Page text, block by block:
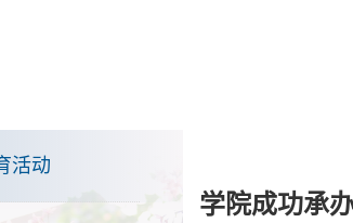
活动
学院成功承